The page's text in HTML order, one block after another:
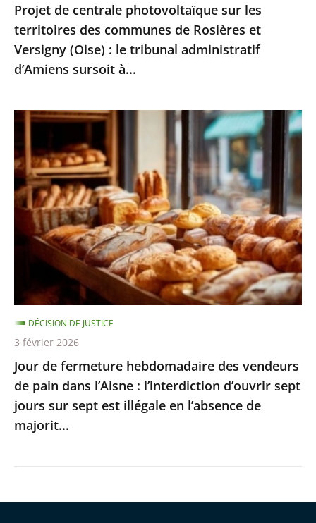
(Oise)
:
le
tribunal
d’Amiens
à...
Projet de centrale photovoltaïque sur les
territoires des communes de Rosières et
Versigny (Oise) : le tribunal administratif
d’Amiens sursoit à...
Jour
fermeture
hebdomadaire
des
vendeurs
de
pain
l’Aisne
l’interdiction
sept
jours
sur
sept
Jour de fermeture hebdomadaire des vendeurs
de pain dans l’Aisne : l’interdiction d’ouvrir sept
jours sur sept est illégale en l’absence de
majorit...
DÉCISION DE JUSTICE
3 février 2026